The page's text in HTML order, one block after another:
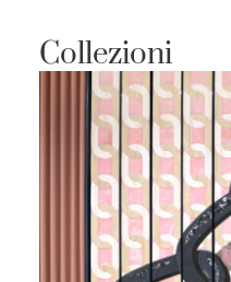
Collezioni